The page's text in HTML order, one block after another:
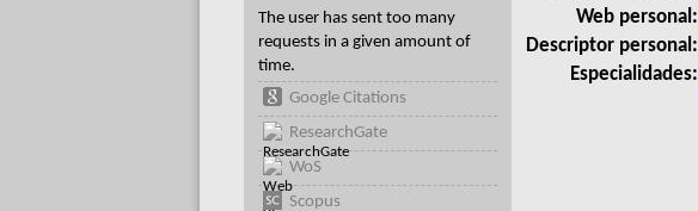
The user has sent too many
requests in a given amount of
time.
Google Citations
ResearchGate
WoS
Scopus
Web personal:
Descriptor personal:
Especialidades: